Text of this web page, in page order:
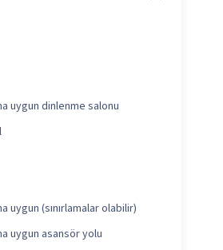
uygun dinlenme salonu
uygun (sınırlamalar olabilir)
uygun asansör yolu